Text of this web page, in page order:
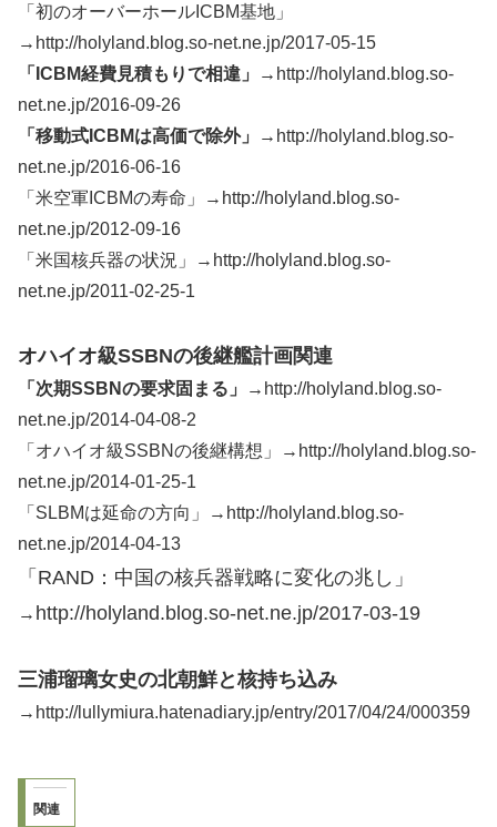
「初のオーバーホールICBM基地」
→http://holyland.blog.so-net.ne.jp/2017-05-15
「ICBM経費見積もりで相違」→ http://holyland.blog.so-
net.ne.jp/2016-09-26
「移動式ICBMは高価で除外」→ http://holyland.blog.so-
net.ne.jp/2016-06-16
「米空軍ICBMの寿命」→http://holyland.blog.so-
net.ne.jp/2012-09-16
「米国核兵器の状況」→http://holyland.blog.so-
net.ne.jp/2011-02-25-1
オハイオ級SSBNの後継艦計画関連
「次期SSBNの要求固まる」→ http://holyland.blog.so-
net.ne.jp/2014-04-08-2
「オハイオ級SSBNの後継構想」→http://holyland.blog.so-
net.ne.jp/2014-01-25-1
「SLBMは延命の方向」→http://holyland.blog.so-
net.ne.jp/2014-04-13
「RAND：中国の核兵器戦略に変化の兆し」
→ http://holyland.blog.so-net.ne.jp/2017-03-19
三浦瑠璃女史の北朝鮮と核持ち込み
→http://lullymiura.hatenadiary.jp/entry/2017/04/24/000359
関連